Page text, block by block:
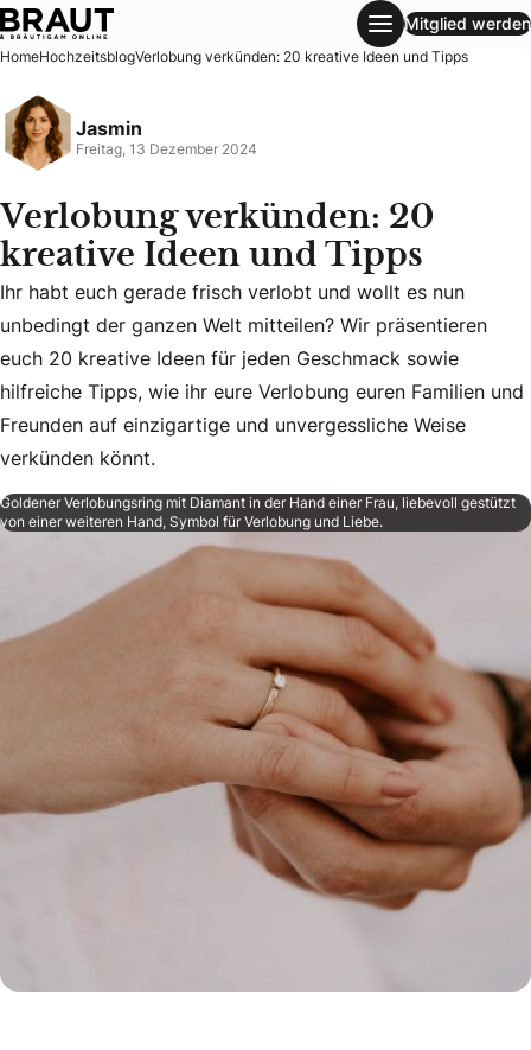
Verlobung verkünden: 20 kreative Ideen und Tipps
Mitglied werden
HomeHochzeitsblogVerlobung verkünden: 20 kreative Ideen und Tipps
Jasmin
Freitag, 13 Dezember 2024
Verlobung verkünden: 20
kreative Ideen und Tipps
Ihr habt euch gerade frisch verlobt und wollt es nun
Ihr habt euch gerade frisch verlobt und wollt es nun
unbedingt der ganzen Welt mitteilen? Wir präsentieren
euch 20 kreative Ideen für jeden Geschmack sowie
hilfreiche Tipps, wie ihr eure Verlobung euren Familien und
Freunden auf einzigartige und unvergessliche Weise
verkünden könnt.
Goldener Verlobungsring mit Diamant in der Hand einer Frau, liebevoll gestützt
von einer weiteren Hand, Symbol für Verlobung und Liebe.